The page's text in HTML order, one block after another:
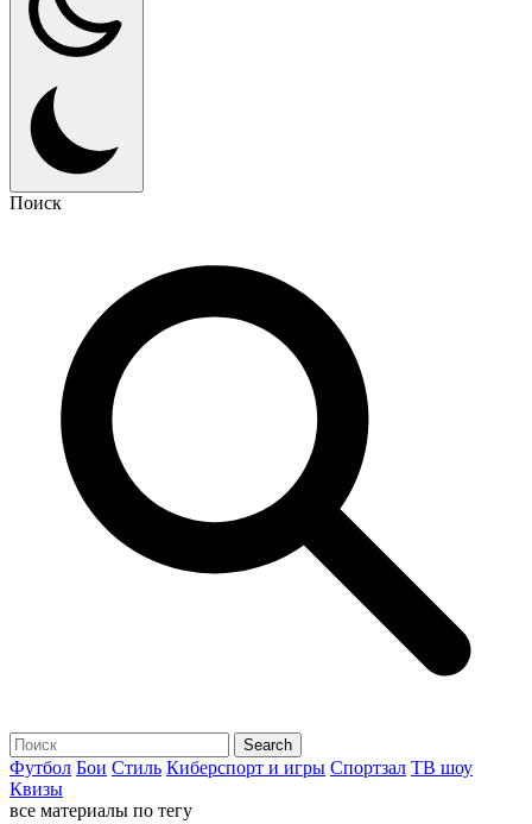
Поиск
Футбол Бои Стиль Киберспорт и игры Спортзал ТВ шоу
Квизы
все материалы по тегу